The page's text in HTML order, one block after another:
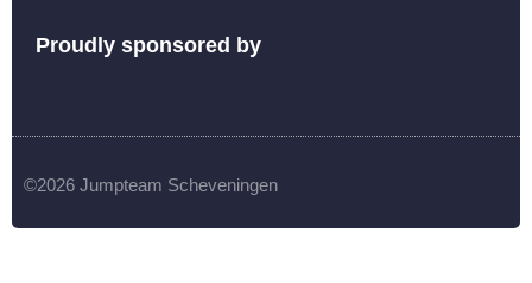
Proudly sponsored by
©2026 Jumpteam Scheveningen